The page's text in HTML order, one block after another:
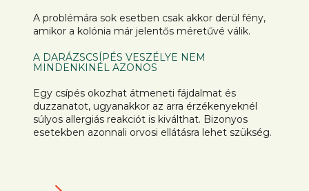
A problémára sok esetben csak akkor derül fény,
amikor a kolónia már jelentős méretűvé válik.
A DARÁZSCSÍPÉS VESZÉLYE NEM
MINDENKINÉL AZONOS
Egy csípés okozhat átmeneti fájdalmat és
duzzanatot, ugyanakkor az arra érzékenyeknél
súlyos allergiás reakciót is kiválthat. Bizonyos
esetekben azonnali orvosi ellátásra lehet szükség.